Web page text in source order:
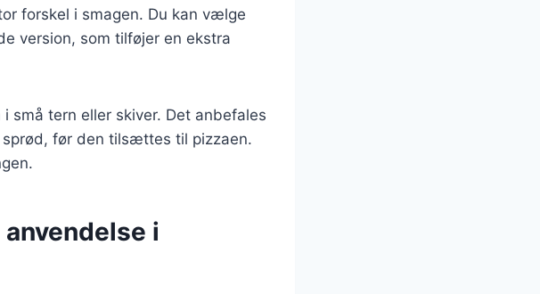
forskel i smagen. Du kan vælge
version, som tilføjer en ekstra
små tern eller skiver. Det anbefales
før den tilsættes til pizzaen.
i